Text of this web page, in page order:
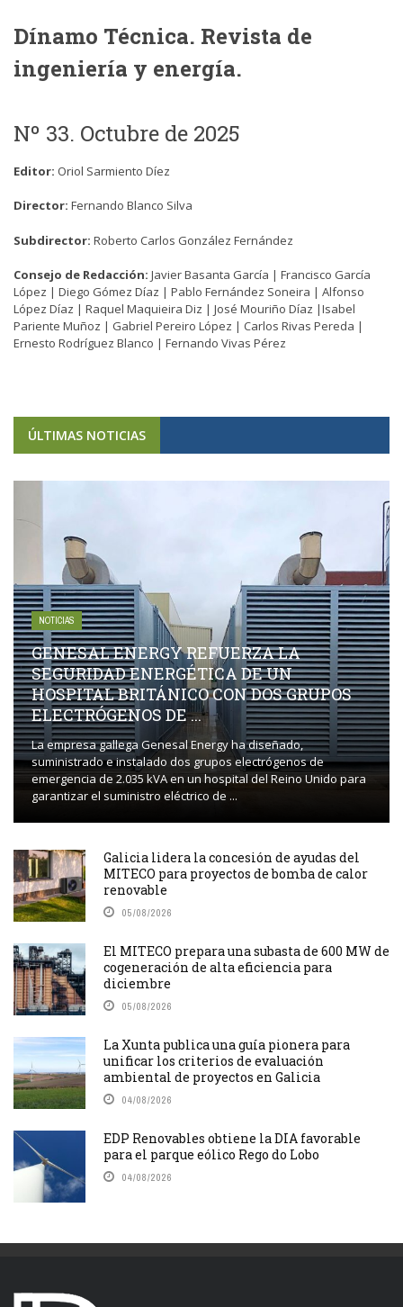
Dínamo Técnica. Revista de
ingeniería y energía.
Nº 33. Octubre de 2025
Editor: Oriol Sarmiento Díez
Director: Fernando Blanco Silva
Subdirector: Roberto Carlos González Fernández
Consejo de Redacción: Javier Basanta García | Francisco García
López | Diego Gómez Díaz | Pablo Fernández Soneira | Alfonso
López Díaz | Raquel Maquieira Diz | José Mouriño Díaz |Isabel
Pariente Muñoz | Gabriel Pereiro López | Carlos Rivas Pereda |
Ernesto Rodríguez Blanco | Fernando Vivas Pérez
ÚLTIMAS NOTICIAS
NOTICIAS
GENESAL ENERGY REFUERZA LA
SEGURIDAD ENERGÉTICA DE UN
HOSPITAL BRITÁNICO CON DOS GRUPOS
ELECTRÓGENOS DE ...
La empresa gallega Genesal Energy ha diseñado,
suministrado e instalado dos grupos electrógenos de
emergencia de 2.035 kVA en un hospital del Reino Unido para
garantizar el suministro eléctrico de ...
Galicia lidera la concesión de ayudas del
MITECO para proyectos de bomba de calor
renovable
05/08/2026
El MITECO prepara una subasta de 600 MW de
cogeneración de alta eficiencia para
diciembre
05/08/2026
La Xunta publica una guía pionera para
unificar los criterios de evaluación
ambiental de proyectos en Galicia
04/08/2026
EDP Renovables obtiene la DIA favorable
para el parque eólico Rego do Lobo
04/08/2026